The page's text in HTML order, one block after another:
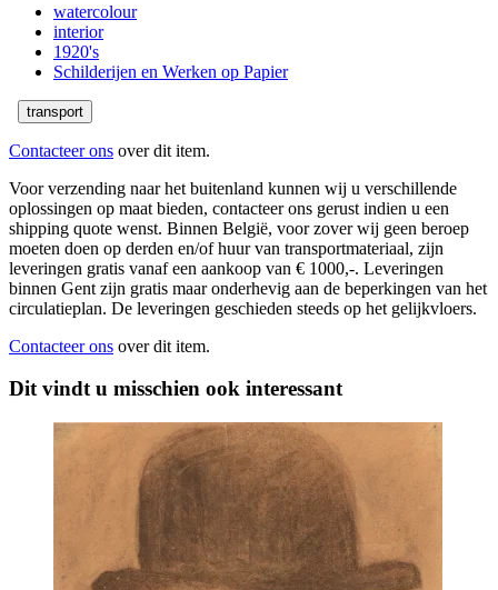
watercolour
interior
1920's
Schilderijen en Werken op Papier
transport
Contacteer ons over dit item.
Voor verzending naar het buitenland kunnen wij u verschillende
oplossingen op maat bieden, contacteer ons gerust indien u een
shipping quote wenst. Binnen België, voor zover wij geen beroep
moeten doen op derden en/of huur van transportmateriaal, zijn
leveringen gratis vanaf een aankoop van € 1000,-. Leveringen
binnen Gent zijn gratis maar onderhevig aan de beperkingen van het
circulatieplan. De leveringen geschieden steeds op het gelijkvloers.
Contacteer ons over dit item.
Dit vindt u misschien ook interessant